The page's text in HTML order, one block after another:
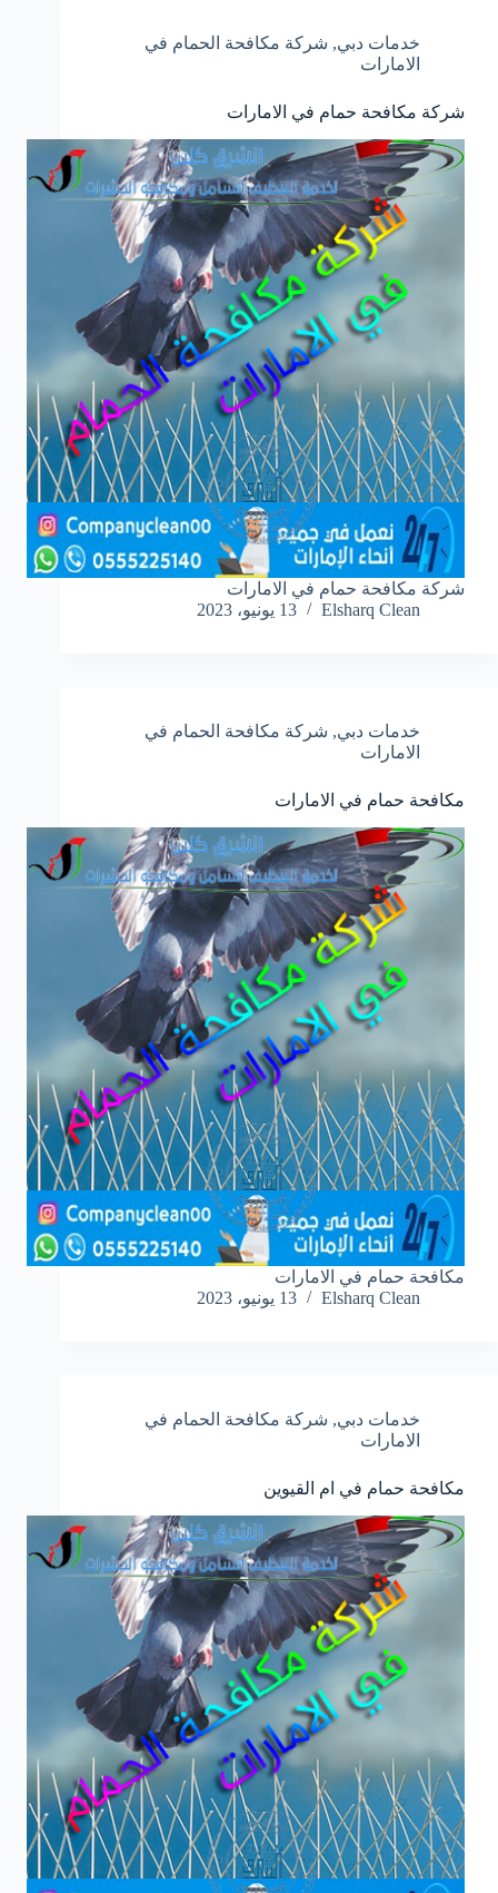
خدمات دبي, شركة مكافحة الحمام في
الامارات
شركة مكافحة حمام في الامارات
شركة مكافحة حمام في الامارات
Elsharq Clean
13 يونيو، 2023
خدمات دبي, شركة مكافحة الحمام في
الامارات
مكافحة حمام في الامارات
مكافحة حمام في الامارات
Elsharq Clean
13 يونيو، 2023
خدمات دبي, شركة مكافحة الحمام في
الامارات
مكافحة حمام في ام القيوين